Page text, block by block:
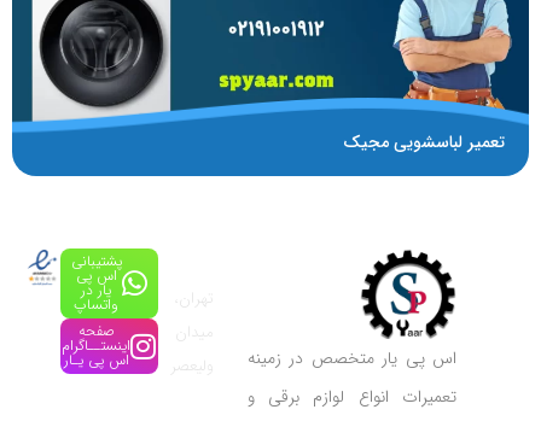
تعمیر لباسشویی مجیک
اس پی یار متخصص در زمینه
تعمیرات انواع لوازم برقی و
تهران،
میدان
ولیعصر
پشتیبانی
اس پی
یار در
واتساپ
صفحه
اینستــاگرام
اس پی یـار